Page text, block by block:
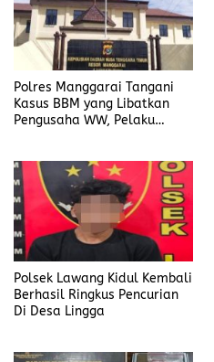
Polres Manggarai Tangani
Kasus BBM yang Libatkan
Pengusaha WW, Pelaku
Polsek Lawang Kidul Kembali
Berhasil Ringkus Pencurian
Di Desa Lingga